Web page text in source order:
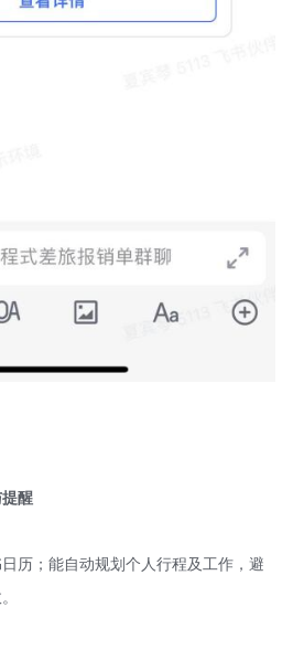
醒
历；能自动规划个人行程及工作，避